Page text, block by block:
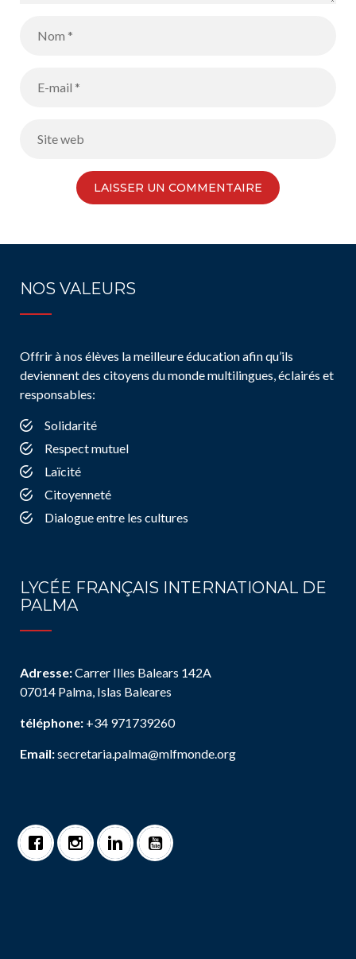
NOS VALEURS
Offrir à nos élèves la meilleure éducation afin qu’ils
deviennent des citoyens du monde multilingues, éclairés et
responsables:
Solidarité
Respect mutuel
Laïcité
Citoyenneté
Dialogue entre les cultures
LYCÉE FRANÇAIS INTERNATIONAL DE
PALMA
Adresse:Carrer Illes Balears 142A
07014 Palma, Islas Baleares
téléphone: +34 971739260
Email:secretaria.palma@mlfmonde.org